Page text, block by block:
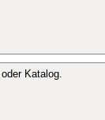
Katalog.